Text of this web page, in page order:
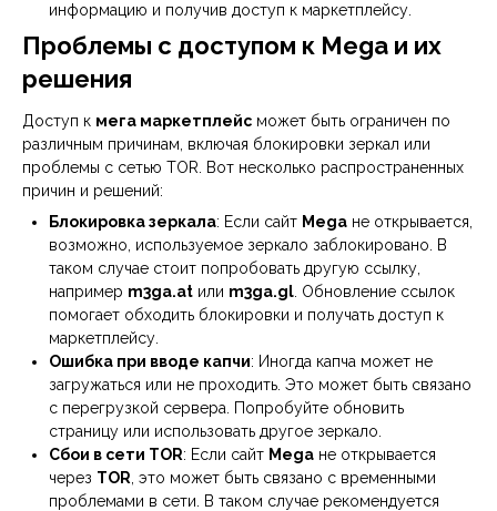
информацию и получив доступ к маркетплейсу.
Проблемы с доступом к Mega и их
решения
Доступ к мега маркетплейс может быть ограничен по
различным причинам, включая блокировки зеркал или
проблемы с сетью TOR. Вот несколько распространенных
причин и решений:
Блокировка зеркала: Если сайт Mega не открывается,
возможно, используемое зеркало заблокировано. В
таком случае стоит попробовать другую ссылку,
например m3ga.at или m3ga.gl . Обновление ссылок
помогает обходить блокировки и получать доступ к
маркетплейсу.
Ошибка при вводе капчи: Иногда капча может не
загружаться или не проходить. Это может быть связано
с перегрузкой сервера. Попробуйте обновить
страницу или использовать другое зеркало.
Сбои в сети TOR: Если сайт Mega не открывается
через TOR , это может быть связано с временными
проблемами в сети. В таком случае рекомендуется